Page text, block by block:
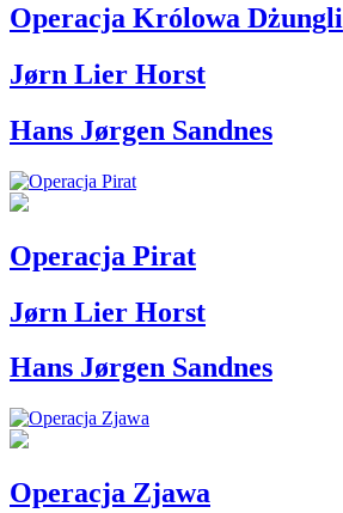
Operacja Królowa Dżungli
Jørn Lier Horst
Hans Jørgen Sandnes
Operacja Pirat
Jørn Lier Horst
Hans Jørgen Sandnes
Operacja Zjawa